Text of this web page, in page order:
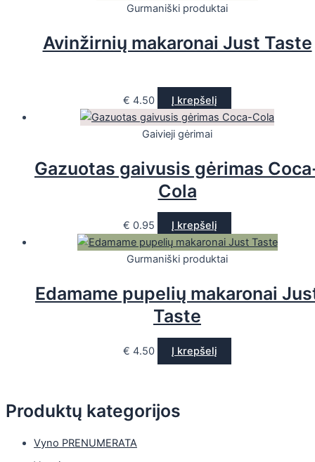
Produktų kategorijos
Vyno PRENUMERATA
Gurmaniški produktai
Avinžirnių makaronai Just Taste
€ 4.50 Į krepšelį
Gaivieji gėrimai
Gazuotas gaivusis gėrimas
Cola
€ 0.95 Į krepšelį
Gurmaniški produktai
Edamame pupelių makaronai
Taste
€ 4.50 Į krepšelį